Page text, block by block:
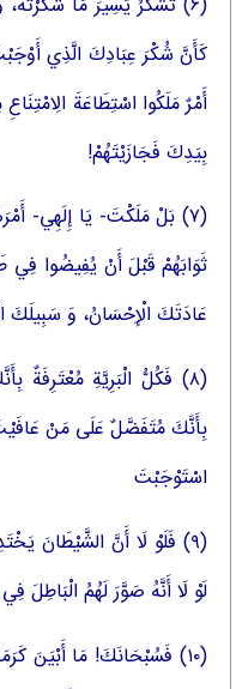
كَأَنَّ شُكْرَ عِبَادِكَ الَّذِي
أَمْرٌ مَلَكُوا اسْتِطَاعَةَ
بِيَدِكَ فَجَازَيْتَهُمْ!
(۷) بَلْ مَلَكْتَ- يَا إِلَهِي-
ثَوَابَهُمْ قَبْلَ أَنْ يُفِيضُوا
عَادَتَكَ الْإِحْسَانُ، وَ سَبِيلَكَ
(۸) فَكُلُّ الْبَرِيَّةِ مُعْتَرِفَةٌ
بِأَنَّكَ مُتَفَضَّلٌ عَلَى مَنْ
اسْتَوْجَبْتَ
(۹) فَلَوْ لَا أَنَّ الشَّيْطَانَ
لَوْ لَا أَنَّهُ صَوَّرَ لَهُمُ
(۱۰) فَسُبْحَانَكَ! مَا أَبْيَنَ